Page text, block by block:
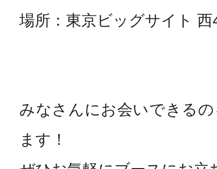
場所：東京ビッグサイト
みなさんにお会いできる
ます！